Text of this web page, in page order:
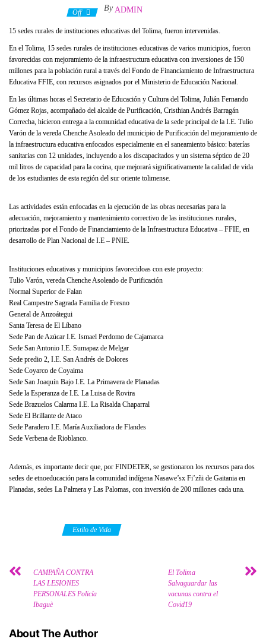
Off By ADMIN
15 sedes rurales de instituciones educativas del Tolima, fueron intervenidas.
En el Tolima, 15 sedes rurales de instituciones educativas de varios municipios, fueron
favorecidas con mejoramiento de la infraestructura educativa con inversiones de 150
millones para la población rural a través del Fondo de Financiamiento de Infraestructura
Educativa FFIE, con recursos asignados por el Ministerio de Educación Nacional.
En las últimas horas el Secretario de Educación y Cultura del Tolima, Julián Fernando
Gómez Rojas, acompañado del alcalde de Purificación, Cristhian Andrés Barragán
Correcha, hicieron entrega a la comunidad educativa de la sede principal de la I.E. Tulio
Varón de la vereda Chenche Asoleado del municipio de Purificación del mejoramiento de
la infraestructura educativa enfocados especialmente en el saneamiento básico: baterías
sanitarias con 12 unidades, incluyendo a los discapacitados y un sistema séptico de 20
mil litros de capacidad para la cocina, que mejorará significativamente la calidad de vida
de los estudiantes de esta región del sur oriente tolimense.
Las actividades están enfocadas en la ejecución de las obras necesarias para la
adecuación, mejoramiento y mantenimiento correctivo de las instituciones rurales,
priorizadas por el Fondo de Financiamiento de la Infraestructura Educativa – FFIE, en
desarrollo de Plan Nacional de I.E – PNIE.
Instituciones educativas y municipios favorecidoas con este proyecto:
Tulio Varón, vereda Chenche Asoleado de Purificación
Normal Superior de Falan
Real Campestre Sagrada Familia de Fresno
General de Anzoátegui
Santa Teresa de El Líbano
Sede Pan de Azúcar I.E. Ismael Perdomo de Cajamarca
Sede San Antonio I.E. Sumapaz de Melgar
Sede predio 2, I.E. San Andrés de Dolores
Sede Coyarco de Coyaima
Sede San Joaquín Bajo I.E. La Primavera de Planadas
Sede la Esperanza de I.E. La Luisa de Rovira
Sede Brazuelos Calarma I.E. La Risalda Chaparral
Sede El Brillante de Ataco
Sede Paradero I.E. María Auxiliadora de Flandes
Sede Verbena de Rioblanco.
Además, es importante decir que, por FINDETER, se gestionaron los recursos para dos
sedes de etnoeducación para la comunidad indígena Nasawe’sx Fi’zñi de Gaitania en
Planadas, sedes La Palmera y Las Palomas, con inversión de 200 millones cada una.
Estilo de Vida
CAMPAÑA CONTRA
LAS LESIONES
PERSONALES Policía
Ibaguè
El Tolima
Salvaguardar las
vacunas contra el
Covid19
About The Author